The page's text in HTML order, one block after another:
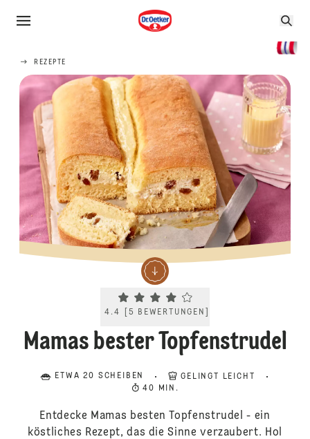
REZEPTE
Current rating 4.4. Click to rate.
4.4 5 BEWERTUNGEN
Mamas bester Topfenstrudel
ETWA 20 SCHEIBEN
GELINGT LEICHT
40 MIN.
Entdecke Mamas besten Topfenstrudel - ein
köstliches Rezept, das die Sinne verzaubert. Hol